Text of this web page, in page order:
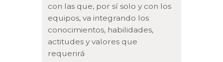
con las que, por sí solo y con los
equipos, va integrando los
conocimientos, habilidades,
actitudes y valores que
requerirá